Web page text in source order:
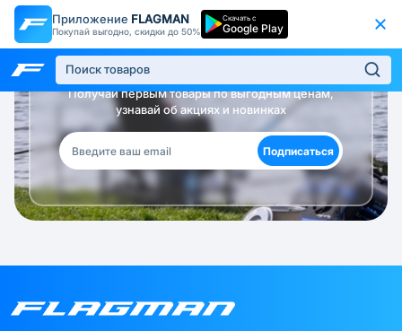
Приложение FLAGMAN
Покупай выгодно, скидки до 50%
Скачать с
Google Play
Будь в курсе!
Получай первым товары по выгодным ценам,
узнавай об акциях и новинках
Подписаться